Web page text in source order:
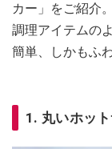
カー」をご紹介
調理アイテムの
簡単、しかもふ
1. 丸いホッ